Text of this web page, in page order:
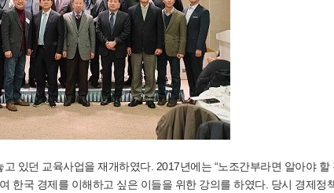
있던 교육사업을 재개하였다. 2017년에는 “노조간부라면 알아야 할
한국 경제를 이해하고 싶은 이들을 위한 강의를 하였다. 당시 경제정